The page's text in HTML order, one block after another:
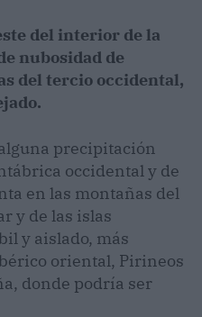
del interior de la
nubosidad de
del tercio occidental,
precipitación
occidental y de
en las montañas del
y de las islas
y aislado, más
oriental, Pirineos
donde podría ser